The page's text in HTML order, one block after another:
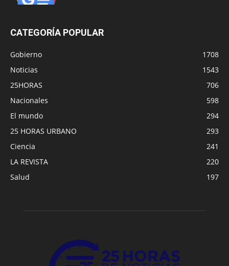
CATEGORÍA POPULAR
Gobierno
1708
Noticias
1543
25HORAS
706
Nacionales
598
El mundo
294
25 HORAS URBANO
293
Ciencia
241
LA REVISTA
220
Salud
197